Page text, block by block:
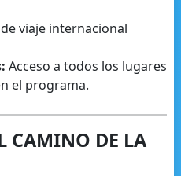
viaje internacional
Acceso a todos los lugares
el programa.
CAMINO DE LA